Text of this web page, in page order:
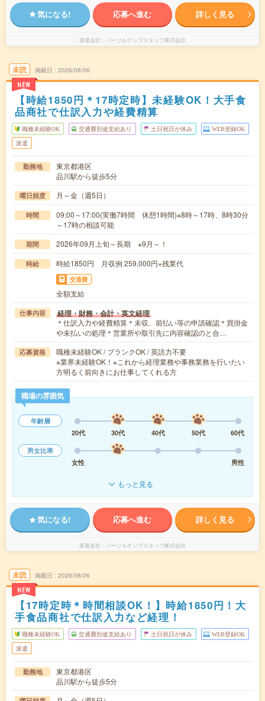
気になる! 応募へ進む 詳しく見る
派遣会社 パーソルテンプスタッフ株式会社
未読
NEW
掲載日 2026/08/06
【時給1850円＊17時定時】未経験OK！大手食
品商社で仕訳入力や経費精算
職種未経験OK 交通費別途支給あり 土日祝日が休み WEB登録OK
派遣
勤務地
東京都港区
品川駅から徒歩5分
曜日頻度 月～金（週5日）
時間
09:00～17:00(実働7時間 休憩1時間)※8時～17時、8時30分
～17時の相談可能
期間 2026年09月上旬～長期 ※9月～！
時給 時給1850円 月収例 259,000円+残業代
交通費
全額支給
仕事内容 経理・財務・会計・英文経理
＊仕訳入力や経費精算＊未収、前払い等の申請確認＊買掛金
や未払いの処理＊営業所や取引先に内容確認のと合…
応募資格
職種未経験OK / ブランクOK / 英語力不要
※業界未経験OK！※これから経理業務や事務業務を行いたい
方明るく前向きにお仕事してくれる方
職場の雰囲気
年齢層
20代
30代 40代 50代
60代
男女比率
女性
男性
もっと見る
気になる! 応募へ進む 詳しく見る
派遣会社 パーソルテンプスタッフ株式会社
未読
NEW
掲載日 2026/08/06
【17時定時＊時間相談OK！】時給1850円！大
手食品商社で仕訳入力など経理！
職種未経験OK 交通費別途支給あり 土日祝日が休み WEB登録OK
派遣
勤務地
東京都港区
品川駅から徒歩5分